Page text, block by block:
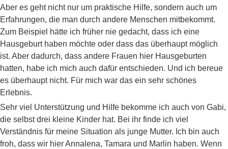
Aber es geht nicht nur um praktische Hilfe, sondern auch um
Erfahrungen, die man durch andere Menschen mitbekommt.
Zum Beispiel hätte ich früher nie gedacht, dass ich eine
Hausgeburt haben möchte oder dass das überhaupt möglich
ist. Aber dadurch, dass andere Frauen hier Hausgeburten
hatten, habe ich mich auch dafür entschieden. Und ich bereue
es überhaupt nicht. Für mich war das ein sehr schönes
Erlebnis.
Sehr viel Unterstützung und Hilfe bekomme ich auch von Gabi,
die selbst drei kleine Kinder hat. Bei ihr finde ich viel
Verständnis für meine Situation als junge Mutter. Ich bin auch
froh, dass wir hier Annalena, Tamara und Marlin haben. Wenn